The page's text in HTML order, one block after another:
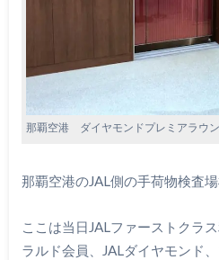
那覇空港 ダイヤモンドプレミアラウ
那覇空港のJAL側の手荷物検査
ここは当日JALファーストクラ
ラルド会員、JALダイヤモンド